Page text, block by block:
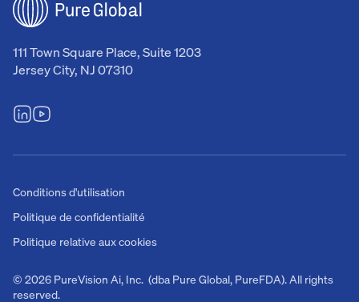
111 Town Square Place, Suite 1203
Jersey City, NJ 07310
© 2026 PureVision Ai, Inc. (dba Pure Global, PureFDA). All rights
reserved.
Conditions d'utilisation
Politique de confidentialité
Politique relative aux cookies